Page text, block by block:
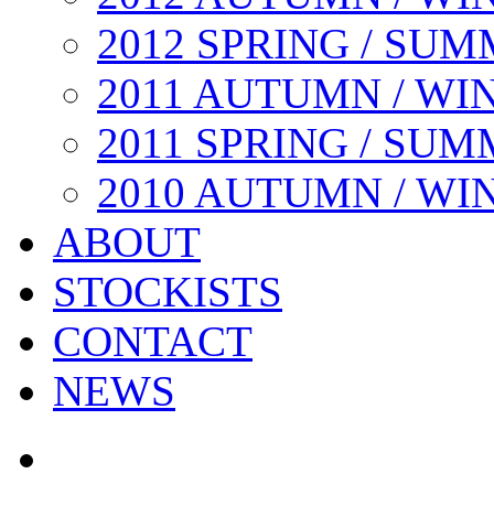
2012 SPRING /
2011 AUTUMN /
2011 SPRING /
2010 AUTUMN /
ABOUT
STOCKISTS
CONTACT
NEWS